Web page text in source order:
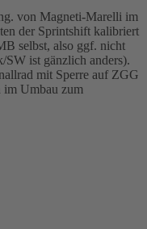
von Magneti-Marelli im
der Sprintshift kalibriert
selbst, also ggf. nicht
SW ist gänzlich anders).
mit Sperre auf ZGG
im Umbau zum